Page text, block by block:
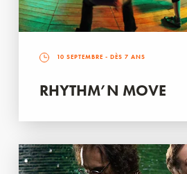
10 SEPTEMBRE - DÈS 7 ANS
RHYTHM’N MOVE